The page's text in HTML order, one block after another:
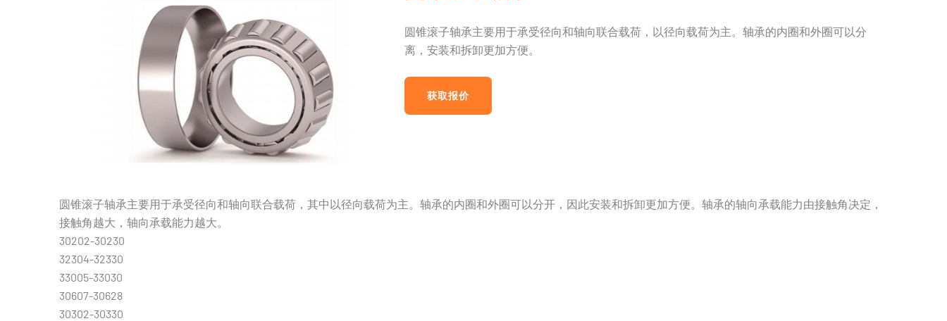
圆锥滚子轴承主要用于承受径向和轴向联合载荷，以径向载荷为主。轴承的内圈和外圈可以分
离，安装和拆卸更加方便。
获取报价
圆锥滚子轴承主要用于承受径向和轴向联合载荷，其中以径向载荷为主。轴承的内圈和外圈可以分开，因此安装和拆卸更加方便。轴承的轴向承载能力由接触角决定，
接触角越大，轴向承载能力越大。
30202-30230
32304-32330
33005-33030
30607-30628
30302-30330